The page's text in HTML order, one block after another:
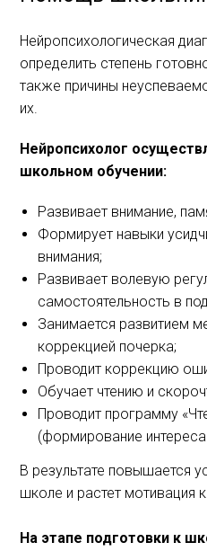
Нейропсихологическая
определить степень
также причины
их.
Нейропсихолог
школьном обучении:
Развивает внимание,
Формирует навыки
внимания;
Развивает волевую
самостоятельность в
Занимается развитием
коррекцией почерка;
Проводит коррекцию
Обучает чтению и
Проводит программу
(формирование
В результате повышается
школе и растет мотивация
На этапе подготовки к